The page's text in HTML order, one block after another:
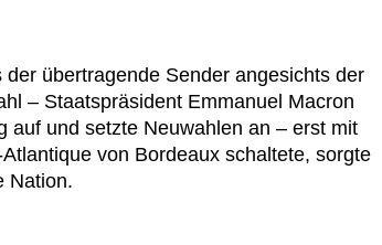
übertragende Sender angesichts der
– Staatspräsident Emmanuel Macron
auf und setzte Neuwahlen an – erst mit
von Bordeaux schaltete, sorgte
Nation.